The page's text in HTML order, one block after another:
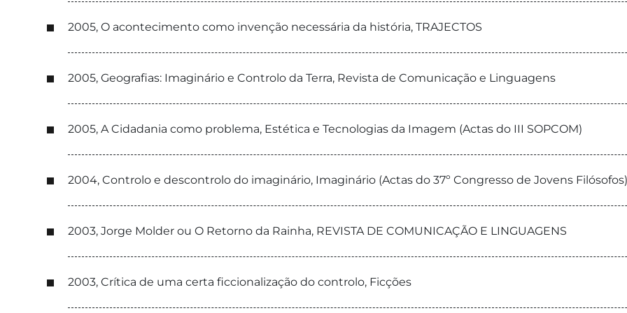
2005, O acontecimento como invenção necessária da história, TRAJECTOS
2005, Geografias: Imaginário e Controlo da Terra, Revista de Comunicação e Linguagens
2005, A Cidadania como problema, Estética e Tecnologias da Imagem (Actas do III SOPCOM)
2004, Controlo e descontrolo do imaginário, Imaginário (Actas do 37º Congresso de Jovens Filósofos)
2003, Jorge Molder ou O Retorno da Rainha, REVISTA DE COMUNICAÇÃO E LINGUAGENS
2003, Crítica de uma certa ficcionalização do controlo, Ficções